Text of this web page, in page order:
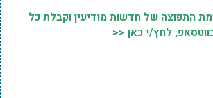
התפוצה של חדשות מודיעין וקבלת כל
לחץ/י כאן <<